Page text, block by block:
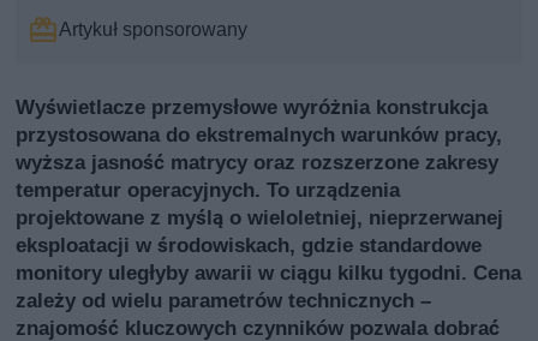
Artykuł sponsorowany
Wyświetlacze przemysłowe wyróżnia konstrukcja
przystosowana do ekstremalnych warunków pracy,
wyższa jasność matrycy oraz rozszerzone zakresy
temperatur operacyjnych. To urządzenia
projektowane z myślą o wieloletniej, nieprzerwanej
eksploatacji w środowiskach, gdzie standardowe
monitory uległyby awarii w ciągu kilku tygodni. Cena
zależy od wielu parametrów technicznych –
znajomość kluczowych czynników pozwala dobrać